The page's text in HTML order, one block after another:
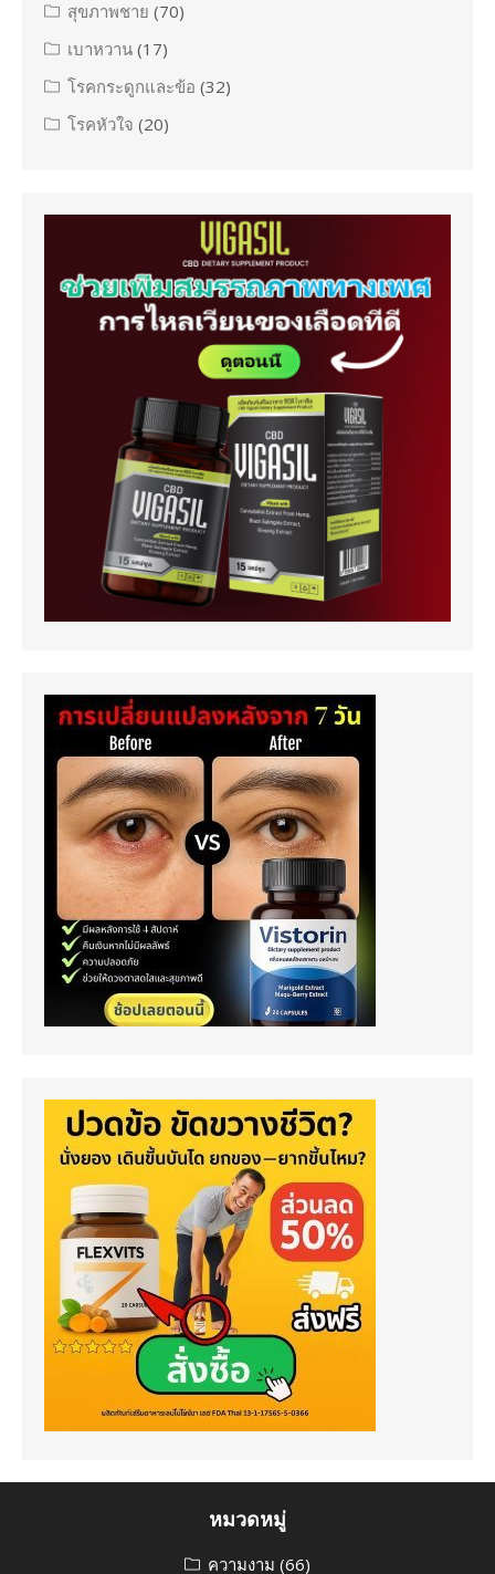
สุขภาพชาย (70)
เบาหวาน (17)
โรคกระดูกและข้อ (32)
โรคหัวใจ (20)
หมวดหมู่
ความงาม (66)